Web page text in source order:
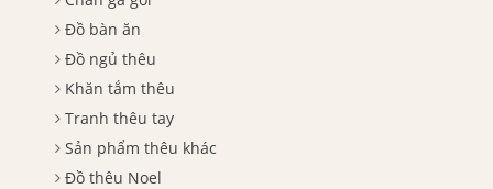
Đồ bàn ăn
Đồ ngủ thêu
Khăn tắm thêu
Tranh thêu tay
Sản phẩm thêu khác
Đồ thêu Noel